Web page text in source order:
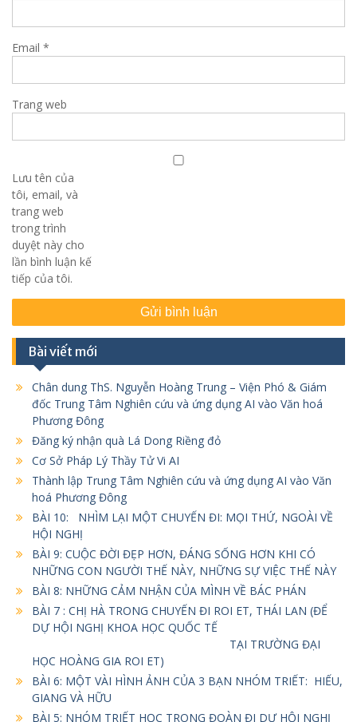
Email *
Trang web
Lưu tên của
tôi, email, và
trang web
trong trình
duyệt này cho
lần bình luận kế
tiếp của tôi.
Bài viết mới
Chân dung ThS. Nguyễn Hoàng Trung – Viện Phó & Giám
đốc Trung Tâm Nghiên cứu và ứng dụng AI vào Văn hoá
Phương Đông
Đăng ký nhận quà Lá Dong Riềng đỏ
Cơ Sở Pháp Lý Thầy Tử Vi AI
Thành lập Trung Tâm Nghiên cứu và ứng dụng AI vào Văn
hoá Phương Đông
BÀI 10: NHÌM LẠI MỘT CHUYẾN ĐI: MỌI THỨ, NGOÀI VỀ
HỘI NGHỊ
BÀI 9: CUỘC ĐỜI ĐẸP HƠN, ĐÁNG SỐNG HƠN KHI CÓ
NHỮNG CON NGƯỜI THẾ NÀY, NHỮNG SỰ VIỆC THẾ NÀY
BÀI 8: NHỮNG CẢM NHẬN CỦA MÌNH VỀ BÁC PHÁN
BÀI 7 : CHỊ HÀ TRONG CHUYẾN ĐI ROI ET, THÁI LAN (ĐỂ
DỰ HỘI NGHỊ KHOA HỌC QUỐC TẾ
TẠI TRƯỜNG ĐẠI
HỌC HOÀNG GIA ROI ET)
BÀI 6: MỘT VÀI HÌNH ẢNH CỦA 3 BẠN NHÓM TRIẾT: HIẾU,
GIANG VÀ HỮU
BÀI 5: NHÓM TRIẾT HỌC TRONG ĐOÀN ĐI DỰ HỘI NGHỊ